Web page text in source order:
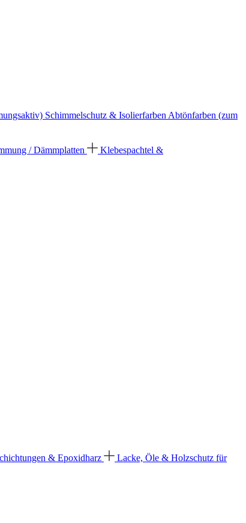
Schimmelschutz & Isolierfarben Abtönfarben (zum
/ Dämmplatten
Klebespachtel &
& Epoxidharz
Lacke, Öle & Holzschutz für